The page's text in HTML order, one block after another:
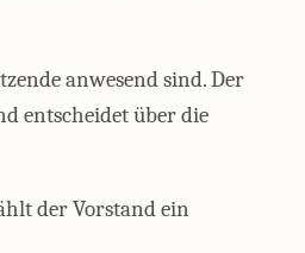
anwesend sind. Der
entscheidet über die
der Vorstand ein